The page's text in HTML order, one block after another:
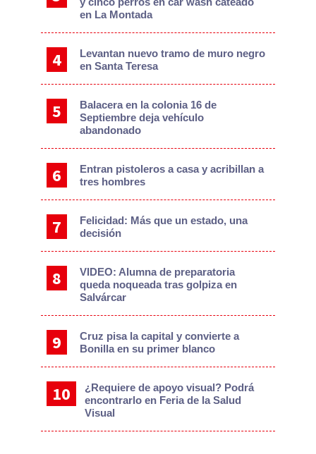
en La Montada
Levantan nuevo tramo de muro negro
en Santa Teresa
Balacera en la colonia 16 de
Septiembre deja vehículo
abandonado
Entran pistoleros a casa y acribillan a
tres hombres
Felicidad: Más que un estado, una
decisión
VIDEO: Alumna de preparatoria
queda noqueada tras golpiza en
Salvárcar
Cruz pisa la capital y convierte a
Bonilla en su primer blanco
¿Requiere de apoyo visual? Podrá
encontrarlo en Feria de la Salud
Visual